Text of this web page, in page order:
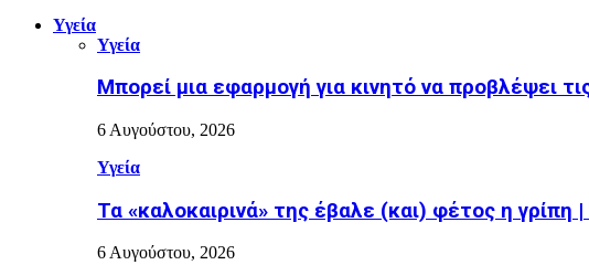
Υγεία
Υγεία
Μπορεί μια εφαρμογή για κινητό να προβλέψει
6 Αυγούστου, 2026
Υγεία
Τα «καλοκαιρινά» της έβαλε (και) φέτος η γρίπη
6 Αυγούστου, 2026